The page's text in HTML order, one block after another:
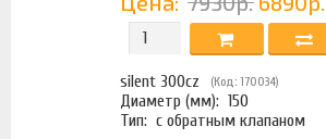
silent 300cz (Код: 170034)
Диаметр (мм): 150
Тип: с обратным клапаном